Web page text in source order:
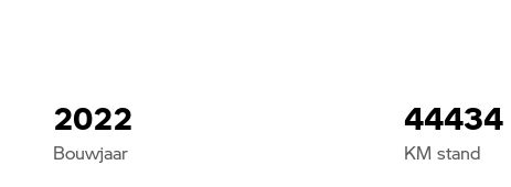
2022
Bouwjaar
44434
KM stand